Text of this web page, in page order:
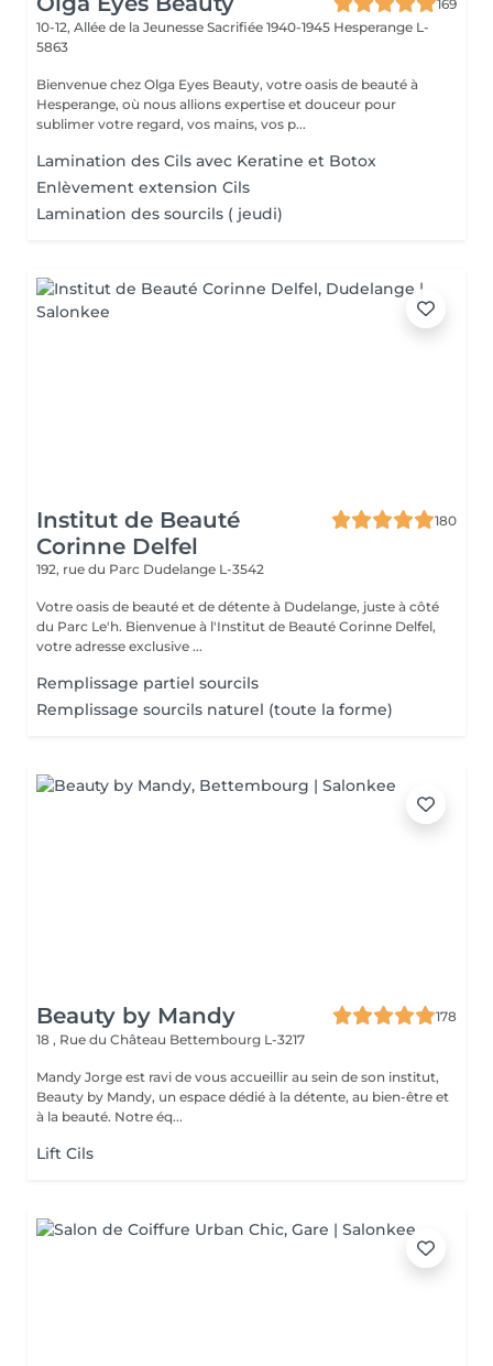
169
10-12, Allée de la Jeunesse Sacrifiée 1940-1945 Hesperange L-
5863
Bienvenue chez Olga Eyes Beauty, votre oasis de beauté à
Hesperange, où nous allions expertise et douceur pour
sublimer votre regard, vos mains, vos p...
Lamination des Cils avec Keratine et Botoх
Enlèvement extension Cils
Lamination des sourcils ( jeudi)
Institut de Beauté
Corinne Delfel
180
192, rue du Parc Dudelange L-3542
Votre oasis de beauté et de détente à Dudelange, juste à côté
du Parc Le'h. Bienvenue à l'Institut de Beauté Corinne Delfel,
votre adresse exclusive ...
Remplissage partiel sourcils
Remplissage sourcils naturel (toute la forme)
Beauty by Mandy
178
18 , Rue du Château Bettembourg L-3217
Mandy Jorge est ravi de vous accueillir au sein de son institut,
Beauty by Mandy, un espace dédié à la détente, au bien-être et
à la beauté. Notre éq...
Lift Cils